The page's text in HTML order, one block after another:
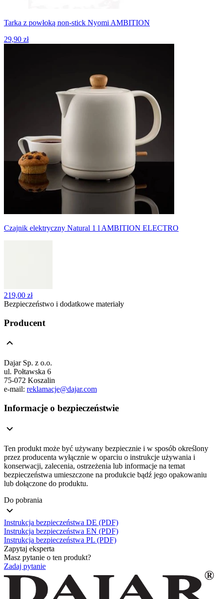
Tarka z powłoką non-stick Nyomi AMBITION
29,90 zł
Czajnik elektryczny Natural 1 l AMBITION ELECTRO
219,00 zł
Bezpieczeństwo i dodatkowe materiały
Producent
Dajar Sp. z o.o.
ul. Połtawska 6
75-072 Koszalin
e-mail: reklamacje@dajar.com
Informacje o bezpieczeństwie
Ten produkt może być używany bezpiecznie i w sposób określony
przez producenta wyłącznie w oparciu o instrukcje używania i
konserwacji, zalecenia, ostrzeżenia lub informacje na temat
bezpieczeństwa umieszczone na produkcie bądź jego opakowaniu
lub dołączone do produktu.
Do pobrania
Instrukcja bezpieczeństwa DE (PDF)
Instrukcja bezpieczeństwa EN (PDF)
Instrukcja bezpieczeństwa PL (PDF)
Zapytaj eksperta
Masz pytanie o ten produkt?
Zadaj pytanie